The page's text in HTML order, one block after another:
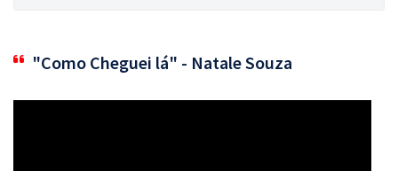
"Como Cheguei lá" - Natale Souza